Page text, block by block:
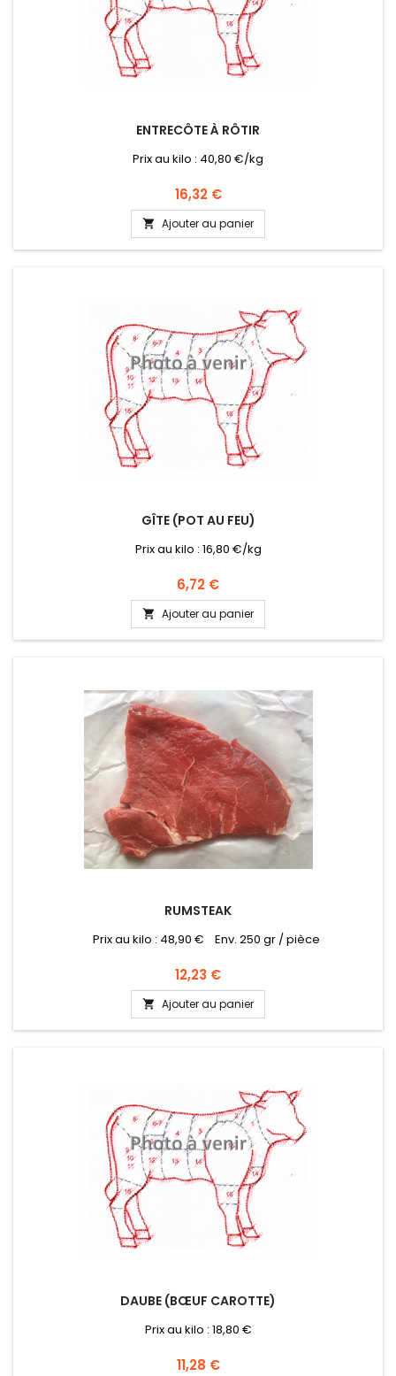
ENTRECÔTE À RÔTIR
Prix au kilo : 40,80 €/kg
Prix
16,32 €
 Ajouter au panier
GÎTE (POT AU FEU)
Prix au kilo : 16,80 €/kg
Prix
6,72 €
 Ajouter au panier
RUMSTEAK
Prix au kilo : 48,90 € Env. 250 gr / pièce
Prix
12,23 €
 Ajouter au panier
DAUBE (BŒUF CAROTTE)
Prix au kilo : 18,80 €
Prix
11,28 €